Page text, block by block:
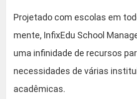
Projetado com escolas em
mente, InfixEdu School
uma infinidade de recursos
necessidades de várias
acadêmicas.